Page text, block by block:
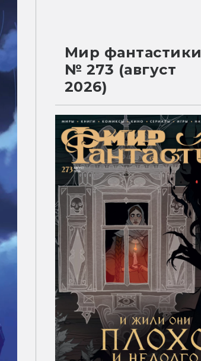
Мир фантастики
№ 273 (август
2026)